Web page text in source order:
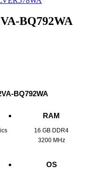
BQ792WA
BQ792WA
RAM
16 GB DDR4
3200 MHz
OS